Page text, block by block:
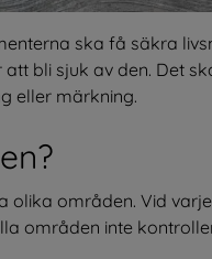
ska få säkra
bli sjuk av den. Det
eller märkning.
områden. Vid
områden inte